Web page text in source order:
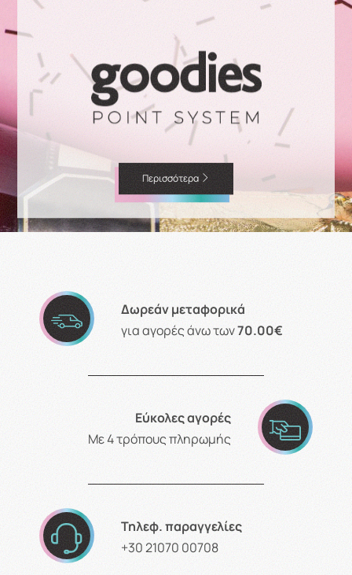
Περισσότερα
Δωρεάν μεταφορικά
για αγορές άνω των70.00€
Εύκολες αγορές
Με 4 τρόπους πληρωμής
Τηλεφ. παραγγελίες
+30 21070 00708